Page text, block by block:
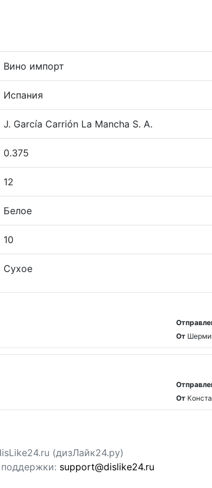
Вино импорт
Испания
J. García Carrión La Mancha S. A.
0.375
12
Белое
10
Сухое
От
От
(дизЛайк24.ру)
support@dislike24.ru